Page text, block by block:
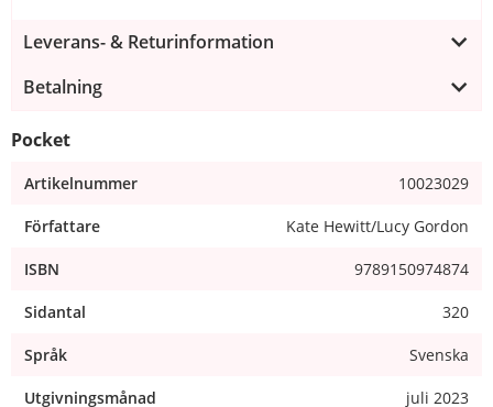
Leverans- & Returinformation
Betalning
Pocket
Artikelnummer 10023029
Författare Kate Hewitt/Lucy Gordon
ISBN 9789150974874
Sidantal 320
Språk Svenska
Utgivningsmånad juli 2023